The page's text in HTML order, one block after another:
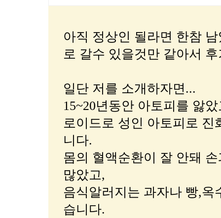
아직 정상인 될라면 한참
로 갈수 있을것만 같아서
일단 저를 소개하자면...
15~20년동안 아토피를 앓
로이드로 성인 아토피로
니다.
몸의 혈액순환이 잘 안돼
많았고,
음식알러지는 과자나 빵,
습니다.